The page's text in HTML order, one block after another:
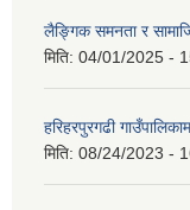
लैङ्गिक समनता र
मिति: 04/01/2025 -
हरिहरपुरगढी
मिति: 08/24/2023 -